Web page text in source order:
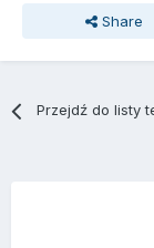
Share
Przejdź do listy